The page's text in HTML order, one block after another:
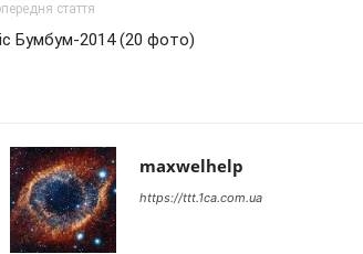
стаття
Бумбум-2014 (20 фото)
maxwelhelp
https://ttt.1ca.com.ua